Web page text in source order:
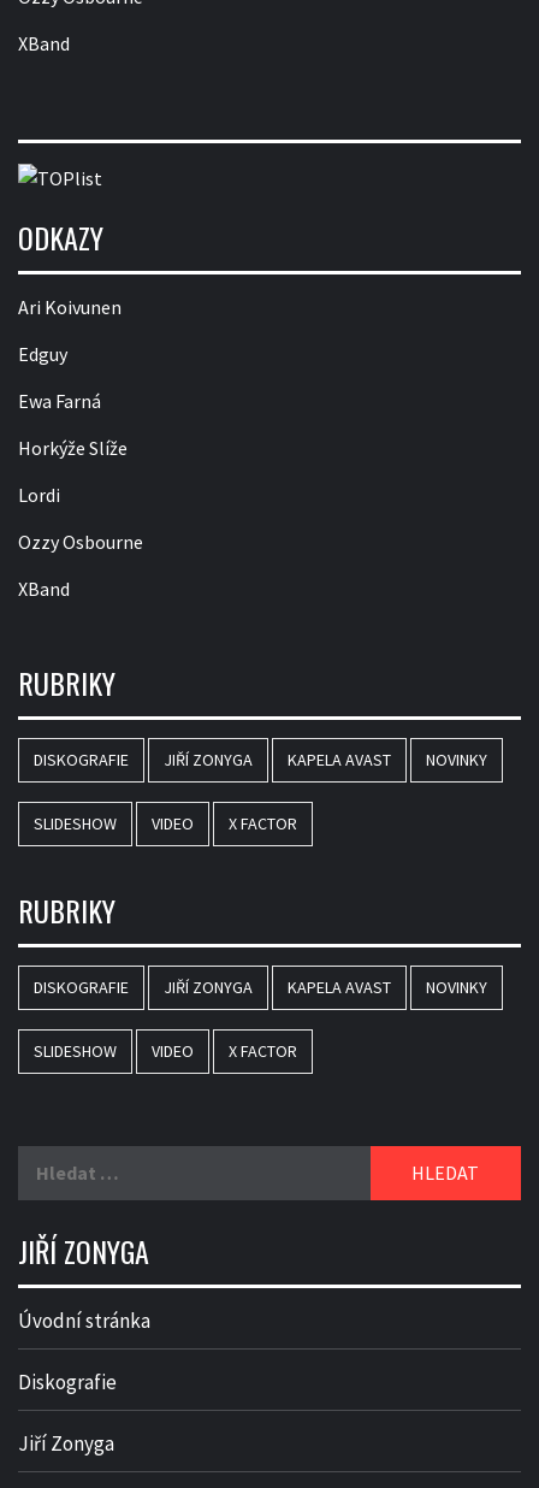
XBand
ODKAZY
Ari Koivunen
Edguy
Ewa Farná
Horkýže Slíže
Lordi
Ozzy Osbourne
XBand
RUBRIKY
DISKOGRAFIE JIŘÍ ZONYGA KAPELA AVAST NOVINKY
SLIDESHOW VIDEO X FACTOR
RUBRIKY
DISKOGRAFIE JIŘÍ ZONYGA KAPELA AVAST NOVINKY
SLIDESHOW VIDEO X FACTOR
JIŘÍ ZONYGA
Úvodní stránka
Diskografie
Jiří Zonyga